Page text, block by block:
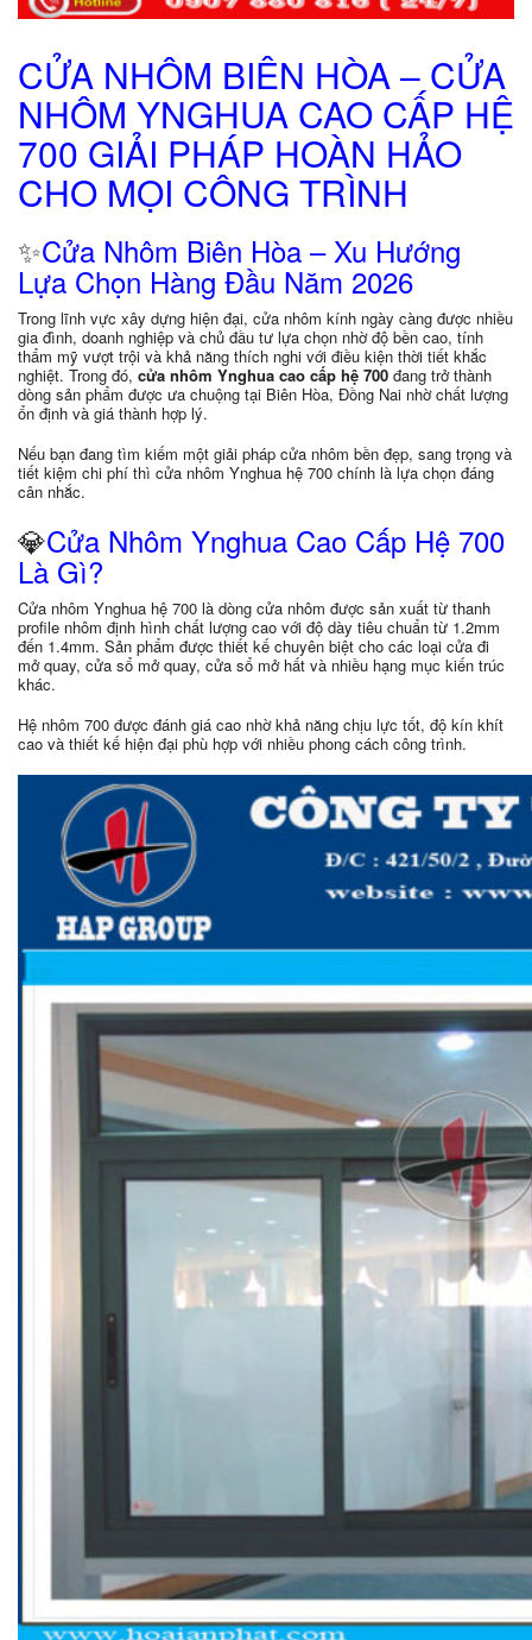
CỬA NHÔM BIÊN HÒA – CỬA
NHÔM YNGHUA CAO CẤP HỆ
700 GIẢI PHÁP HOÀN HẢO
CHO MỌI CÔNG TRÌNH
✨Cửa Nhôm Biên Hòa – Xu Hướng
Lựa Chọn Hàng Đầu Năm 2026
Trong lĩnh vực xây dựng hiện đại, cửa nhôm kính ngày càng được nhiều
gia đình, doanh nghiệp và chủ đầu tư lựa chọn nhờ độ bền cao, tính
thẩm mỹ vượt trội và khả năng thích nghi với điều kiện thời tiết khắc
nghiệt. Trong đó, cửa nhôm Ynghua cao cấp hệ 700 đang trở thành
dòng sản phẩm được ưa chuộng tại Biên Hòa, Đồng Nai nhờ chất lượng
ổn định và giá thành hợp lý.
Nếu bạn đang tìm kiếm một giải pháp cửa nhôm bền đẹp, sang trọng và
tiết kiệm chi phí thì cửa nhôm Ynghua hệ 700 chính là lựa chọn đáng
cân nhắc.
💎Cửa Nhôm Ynghua Cao Cấp Hệ 700
Là Gì?
Cửa nhôm Ynghua hệ 700 là dòng cửa nhôm được sản xuất từ thanh
profile nhôm định hình chất lượng cao với độ dày tiêu chuẩn từ 1.2mm
đến 1.4mm. Sản phẩm được thiết kế chuyên biệt cho các loại cửa đi
mở quay, cửa sổ mở quay, cửa sổ mở hất và nhiều hạng mục kiến trúc
khác.
Hệ nhôm 700 được đánh giá cao nhờ khả năng chịu lực tốt, độ kín khít
cao và thiết kế hiện đại phù hợp với nhiều phong cách công trình.